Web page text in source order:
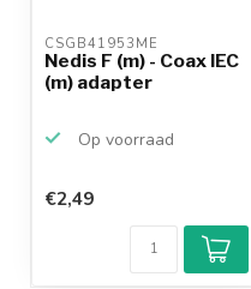
CSGB41953ME
Nedis F (m) - Coax IEC
(m) adapter
Op voorraad
€2,49